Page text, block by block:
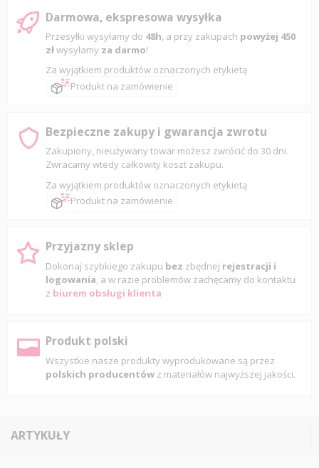
Darmowa, ekspresowa wysyłka
Przesyłki wysyłamy do 48h, a przy zakupach powyżej 450
złwysyłamy za darmo!
Za wyjątkiem produktów oznaczonych etykietą
Produkt na zamówienie
Bezpieczne zakupy i gwarancja zwrotu
Zakupiony, nieużywany towar możesz zwrócić do 30 dni.
Zwracamy wtedy całkowity koszt zakupu.
Za wyjątkiem produktów oznaczonych etykietą
Produkt na zamówienie
Przyjazny sklep
Dokonaj szybkiego zakupu bez zbędnej rejestracji i
logowania , a w razie problemów zachęcamy do kontaktu
z biurem obsługi klienta
Produkt polski
Wszystkie nasze produkty wyprodukowane są przez
polskich producentów z materiałów najwyższej jakości.
ARTYKUŁY